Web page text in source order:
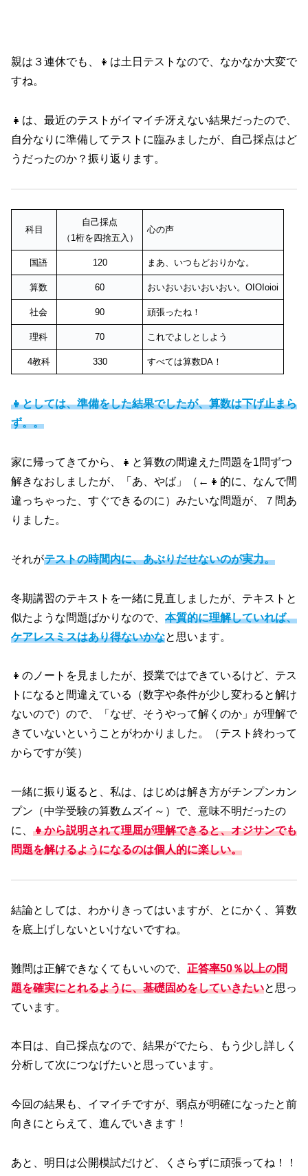
親は３連休でも、👧は土日テストなので、なかなか大変で
すね。
👧は、最近のテストがイマイチ冴えない結果だったので、
自分なりに準備してテストに臨みましたが、自己採点はど
うだったのか？振り返ります。
科目
自己採点
（1桁を四捨五入）
心の声
国語 120 まあ、いつもどおりかな。
算数 60 おいおいおいおいおい。OIOIoioi
社会 90 頑張ったね！
理科 70 これでよしとしよう
4教科 330 すべては算数DA！
👧としては、準備をした結果でしたが、算数は下げ止まら
ず。。
家に帰ってきてから、👧と算数の間違えた問題を1問ずつ
解きなおしましたが、「あ、やば」（←👧的に、なんで間
違っちゃった、すぐできるのに）みたいな問題が、７問あ
りました。
それがテストの時間内に、あぶりだせないのが実力。
冬期講習のテキストを一緒に見直しましたが、テキストと
似たような問題ばかりなので、 本質的に理解していれば、
ケアレスミスはあり得ないかなと思います。
👧のノートを見ましたが、授業ではできているけど、テス
トになると間違えている（数字や条件が少し変わると解け
ないので）ので、「なぜ、そうやって解くのか」が理解で
きていないということがわかりました。（テスト終わって
からですが笑）
一緒に振り返ると、私は、はじめは解き方がチンプンカン
プン（中学受験の算数ムズイ～）で、意味不明だったの
に、 👧から説明されて理屈が理解できると、オジサンでも
問題を解けるようになるのは個人的に楽しい。
結論としては、わかりきってはいますが、とにかく、算数
を底上げしないといけないですね。
難問は正解できなくてもいいので、 正答率50％以上の問
題を確実にとれるように、基礎固めをしていきたいと思っ
ています。
本日は、自己採点なので、結果がでたら、もう少し詳しく
分析して次につなげたいと思っています。
今回の結果も、イマイチですが、弱点が明確になったと前
向きにとらえて、進んでいきます！
あと、明日は公開模試だけど、くさらずに頑張ってね！！